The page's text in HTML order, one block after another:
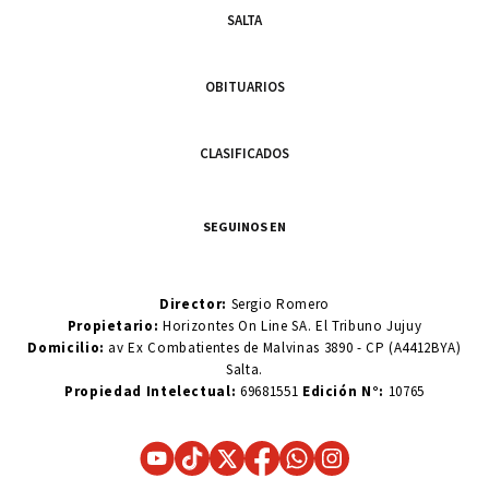
SALTA
OBITUARIOS
CLASIFICADOS
SEGUINOS EN
Director: Sergio Romero
Propietario:Horizontes On Line SA. El Tribuno Jujuy
Domicilio: av Ex Combatientes de Malvinas 3890 - CP (A4412BYA)
Salta.
Propiedad Intelectual: 69681551 Edición N°: 10765